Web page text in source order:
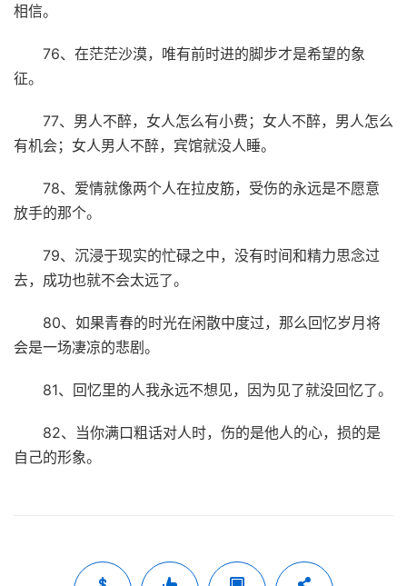
相信。
76、在茫茫沙漠，唯有前时进的脚步才是希望的象
征。
77、男人不醉，女人怎么有小费；女人不醉，男人怎么
有机会；女人男人不醉，宾馆就没人睡。
78、爱情就像两个人在拉皮筋，受伤的永远是不愿意
放手的那个。
79、沉浸于现实的忙碌之中，没有时间和精力思念过
去，成功也就不会太远了。
80、如果青春的时光在闲散中度过，那么回忆岁月将
会是一场凄凉的悲剧。
81、回忆里的人我永远不想见，因为见了就没回忆了。
82、当你满口粗话对人时，伤的是他人的心，损的是
自己的形象。